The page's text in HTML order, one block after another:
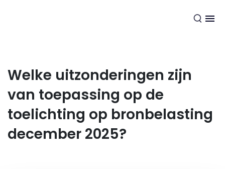
Welke uitzonderingen zijn
van toepassing op de
toelichting op bronbelasting
december 2025?